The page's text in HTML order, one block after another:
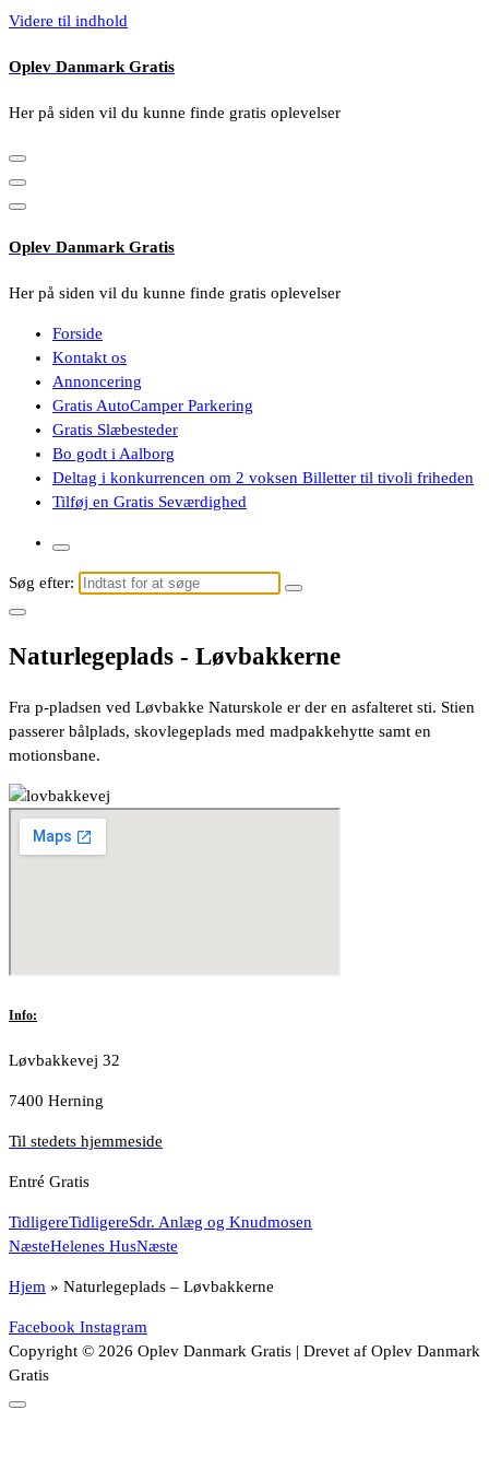
Videre til indhold
Oplev Danmark Gratis
Her på siden vil du kunne finde gratis oplevelser
Oplev Danmark Gratis
Her på siden vil du kunne finde gratis oplevelser
Forside
Kontakt os
Annoncering
Gratis AutoCamper Parkering
Gratis Slæbesteder
Bo godt i Aalborg
Deltag i konkurrencen om 2 voksen Billetter til tivoli friheden
Tilføj en Gratis Seværdighed
Søg efter:
Naturlegeplads - Løvbakkerne
Fra p-pladsen ved Løvbakke Naturskole er der en asfalteret sti. Stien
passerer bålplads, skovlegeplads med madpakkehytte samt en
motionsbane.
Info:
Løvbakkevej 32
7400 Herning
Til stedets hjemmeside
Entré Gratis
TidligereTidligereSdr. Anlæg og Knudmosen
NæsteHelenes HusNæste
Hjem » Naturlegeplads – Løvbakkerne
Facebook Instagram
Copyright © 2026 Oplev Danmark Gratis | Drevet af Oplev Danmark
Gratis